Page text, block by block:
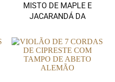
MISTO DE MAPLE E
JACARANDÁ DA